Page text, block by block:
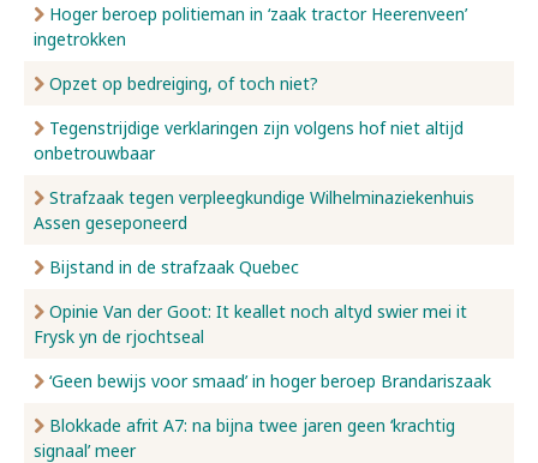
Hoger beroep politieman in ‘zaak tractor Heerenveen’
ingetrokken
Opzet op bedreiging, of toch niet?
Tegenstrijdige verklaringen zijn volgens hof niet altijd
onbetrouwbaar
Strafzaak tegen verpleegkundige Wilhelminaziekenhuis
Assen geseponeerd
Bijstand in de strafzaak Quebec
Opinie Van der Goot: It keallet noch altyd swier mei it
Frysk yn de rjochtseal
‘Geen bewijs voor smaad’ in hoger beroep Brandariszaak
Blokkade afrit A7: na bijna twee jaren geen ‘krachtig
signaal’ meer